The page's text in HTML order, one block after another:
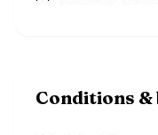
Conditions &